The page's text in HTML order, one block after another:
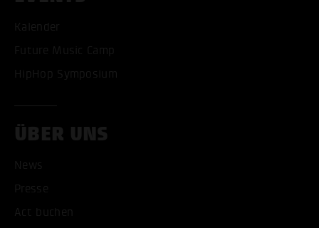
Kalender
Future Music Camp
HipHop Symposium
ÜBER UNS
News
Presse
Act buchen